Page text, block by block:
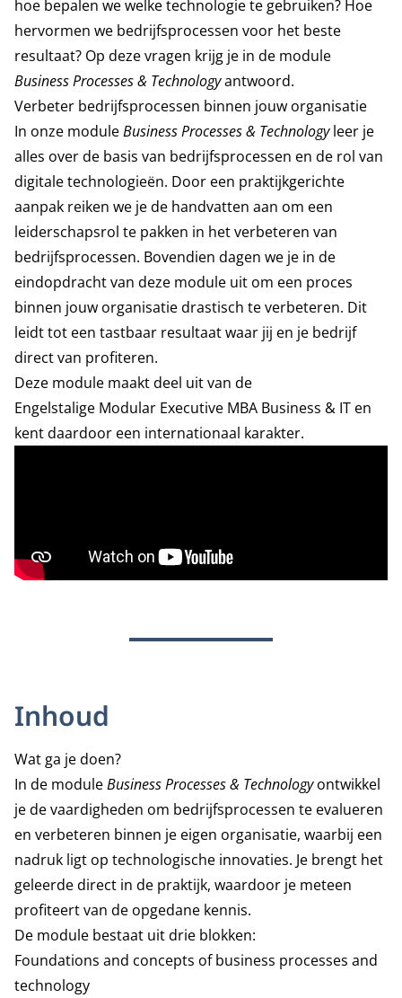
hoe bepalen we welke technologie te gebruiken? Hoe
hervormen we bedrijfsprocessen voor het beste
resultaat? Op deze vragen krijg je in de module
Business Processes & Technologyantwoord.
Verbeter bedrijfsprocessen binnen jouw organisatie
In onze moduleBusiness Processes & Technologyleer je
alles over de basis van bedrijfsprocessen en de rol van
digitale technologieën. Door een praktijkgerichte
aanpak reiken we je de handvatten aan om een
leiderschapsrol te pakken in het verbeteren van
bedrijfsprocessen. Bovendien dagen we je in de
eindopdracht van deze module uit om een proces
binnen jouw organisatie drastisch te verbeteren. Dit
leidt tot een tastbaar resultaat waar jij en je bedrijf
direct van profiteren.
Deze module maakt deel uit van de
Engelstalige Modular Executive MBA Business & IT en
kent daardoor een internationaal karakter.
Inhoud
Wat ga je doen?
In de moduleBusiness Processes & Technologyontwikkel
je de vaardigheden om bedrijfsprocessen te evalueren
en verbeteren binnen je eigen organisatie, waarbij een
nadruk ligt op technologische innovaties. Je brengt het
geleerde direct in de praktijk, waardoor je meteen
profiteert van de opgedane kennis.
De module bestaat uit drie blokken:
Foundations and concepts of business processes and
technology